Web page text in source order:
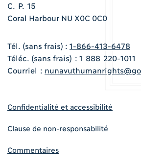
C. P. 15
Coral Harbour NU X0C 0C0
Tél. (sans frais) : 1-866-413-6478
Téléc. (sans frais) : 1 888 220-1011
Courriel :
Confidentialité et accessibilité
Clause de non-responsabilité
Commentaires